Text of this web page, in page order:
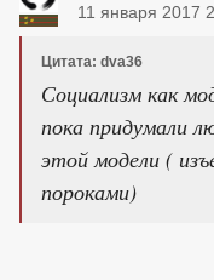
11 января 2017
Цитата: dva36
Социализм как
пока придумали
этой модели (
пороками)